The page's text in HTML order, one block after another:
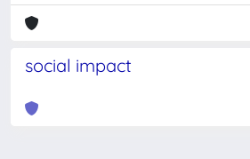
social impact